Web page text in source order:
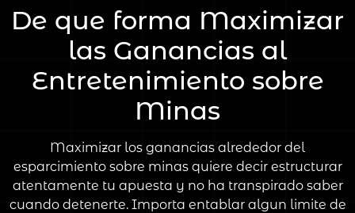
De que forma Maximizar
las Ganancias al
Entretenimiento sobre
Minas
Maximizar los ganancias alrededor del
esparcimiento sobre minas quiere decir estructurar
atentamente tu apuesta y no ha transpirado saber
cuando detenerte. Importa entablar algun limite de